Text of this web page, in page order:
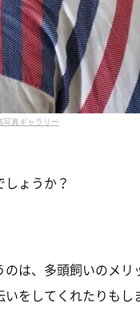
写真ギャラリー
ょうか？
のは、多頭飼いのメリ
をしてくれたりもし